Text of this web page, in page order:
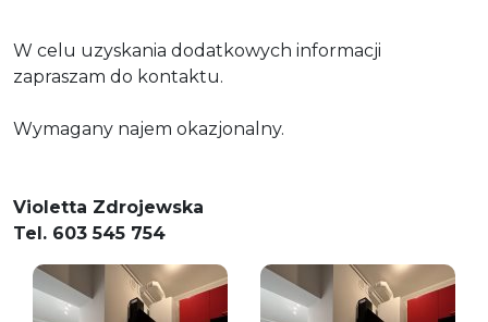
W celu uzyskania dodatkowych informacji
zapraszam do kontaktu.
Wymagany najem okazjonalny.
Violetta Zdrojewska
Tel. 603 545 754